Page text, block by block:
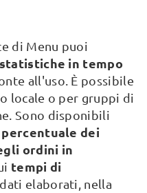
di Menu puoi
statistiche in tempo
all'uso. È possibile
locale o per gruppi di
Sono disponibili
percentuale dei
ordini in
tempi di
elaborati, nella